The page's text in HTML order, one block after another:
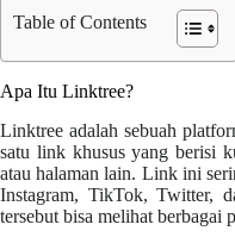
Table of Contents
Apa Itu Linktree?
Linktree adalah sebuah
satu link khusus yang berisi
atau halaman lain. Link ini
Instagram, TikTok, Twitter,
tersebut bisa melihat berbagai